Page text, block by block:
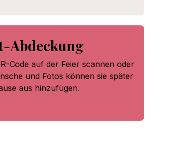
Abdeckung
Code auf der Feier scannen oder
und Fotos können sie später
aus hinzufügen.